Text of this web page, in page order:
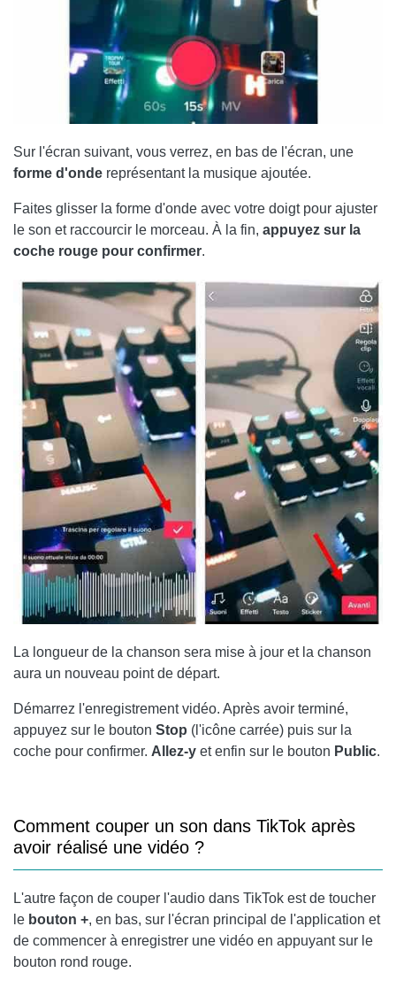
Sur l'écran suivant, vous verrez, en bas de l'écran, une
forme d'onde représentant la musique ajoutée.
Faites glisser la forme d'onde avec votre doigt pour ajuster
le son et raccourcir le morceau. À la fin, appuyez sur la
coche rouge pour confirmer.
La longueur de la chanson sera mise à jour et la chanson
aura un nouveau point de départ.
Démarrez l'enregistrement vidéo. Après avoir terminé,
appuyez sur le bouton Stop (l'icône carrée) puis sur la
coche pour confirmer. Allez-y et enfin sur le bouton Public.
Comment couper un son dans TikTok après
avoir réalisé une vidéo ?
L'autre façon de couper l'audio dans TikTok est de toucher
le bouton +, en bas, sur l'écran principal de l'application et
de commencer à enregistrer une vidéo en appuyant sur le
bouton rond rouge.